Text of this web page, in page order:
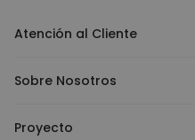
Atención al Cliente
Sobre Nosotros
Proyecto